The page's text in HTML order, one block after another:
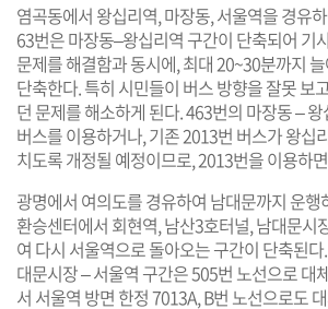
염곡동에서 왕십리역, 마장동, 서울역을 경유
63번은 마장동–왕십리역 구간이 단축되어 기
문제를 해결함과 동시에, 최대 20~30분까지
단축한다. 특히 시민들이 버스 방향을 잘못 보
던 문제를 해소하게 된다. 463번의 마장동 –
버스를 이용하거나, 기존 2013번 버스가 왕십
치도록 개정될 예정이므로, 2013번을 이용하
광명에서 여의도를 경유하여 남대문까지 운행
환승센터에서 회현역, 남산3호터널, 남대문시
여 다시 서울역으로 돌아오는 구간이 단축된
대문시장 – 서울역 구간은 505번 노선으로 대
서 서울역 방면 한정 7013A, B번 노선으로도